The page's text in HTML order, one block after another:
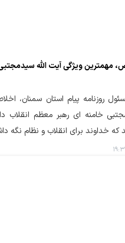
مهمترین ویژگی آیت الله
روزنامه پیام استان سمنان،
خامنه ای رهبر معظم
که خداوند برای انقلاب و نظام نگه